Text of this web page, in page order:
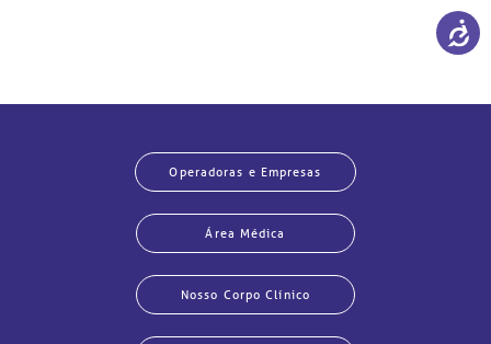
Operadoras e Empresas
Área Médica
Nosso Corpo Clínico